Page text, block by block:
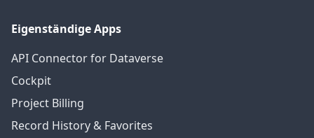
Eigenständige Apps
API Connector for Dataverse
Cockpit
Project Billing
Record History & Favorites